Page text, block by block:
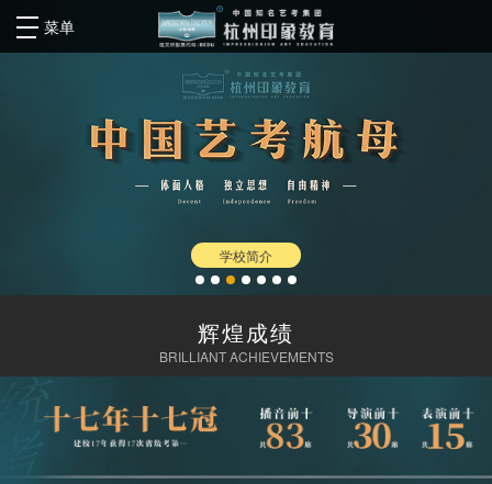
菜单
学校简介
辉煌成绩
BRILLIANT ACHIEVEMENTS